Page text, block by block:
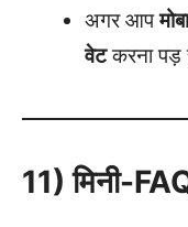
अगर आप
वेटकरना पड़
11) मिनी-